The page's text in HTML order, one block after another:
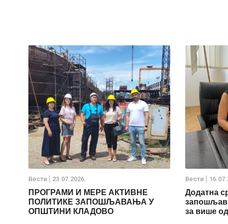
Вести 23.07.2026.
ПРОГРАМИ И МЕРЕ АКТИВНЕ
ПОЛИТИКЕ ЗАПОШЉАВАЊА У
ОПШТИНИ КЛАДОВО
Вести
Додатна
за више